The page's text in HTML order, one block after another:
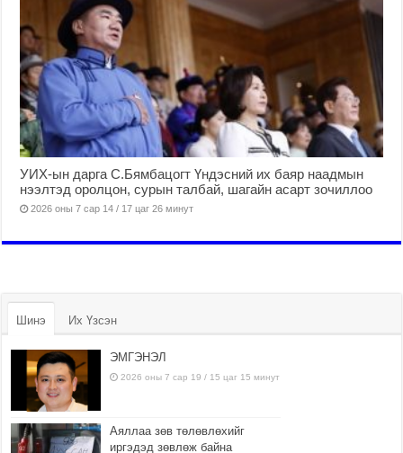
УИХ-ын дарга С.Бямбацогт Үндэсний их баяр наадмын
нээлтэд оролцон, сурын талбай, шагайн асарт зочиллоо
2026 оны 7 сар 14 / 17 цаг 26 минут
Шинэ Их Үзсэн
ЭМГЭНЭЛ
2026 оны 7 сар 19 / 15 цаг 15 минут
Аяллаа зөв төлөвлөхийг
иргэдэд зөвлөж байна